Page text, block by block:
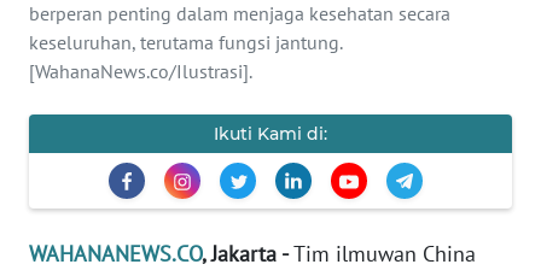
berperan penting dalam menjaga kesehatan secara
keseluruhan, terutama fungsi jantung.
[WahanaNews.co/Ilustrasi].
Ikuti Kami di:
WAHANANEWS.CO, Jakarta -Tim ilmuwan China
OLAHRAGA
OPINI
EDITORIAL
Informasi
INDEKS